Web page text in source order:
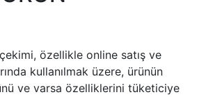
özellikle online satış ve
kullanılmak üzere, ürünün
ve varsa özelliklerini tüketiciye